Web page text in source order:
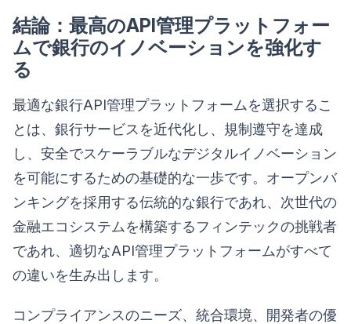
結論：最高のAPI管理プラットフォー
ムで銀行のイノベーションを強化す
る
最適な銀行API管理プラットフォームを選択するこ
とは、銀行サービスを近代化し、規制遵守を達成
し、安全でスケーラブルなデジタルイノベーション
を可能にするための基礎的な一歩です。オープンバ
ンキングを採用する伝統的な銀行であれ、次世代の
金融エコシステムを構築するフィンテックの挑戦者
であれ、適切なAPI管理プラットフォームがすべて
の違いを生み出します。
コンプライアンスのニーズ、統合環境、開発者の優